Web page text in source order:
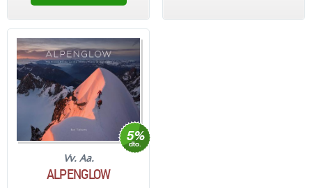
Vv. Aa.
ALPENGLOW